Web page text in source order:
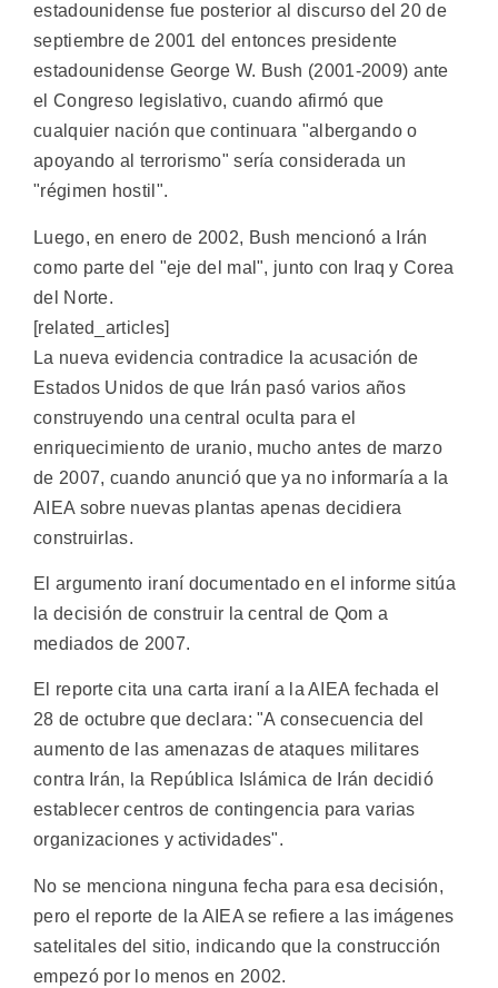
estadounidense fue posterior al discurso del 20 de
septiembre de 2001 del entonces presidente
estadounidense George W. Bush (2001-2009) ante
el Congreso legislativo, cuando afirmó que
cualquier nación que continuara "albergando o
apoyando al terrorismo" sería considerada un
"régimen hostil".
Luego, en enero de 2002, Bush mencionó a Irán
como parte del "eje del mal", junto con Iraq y Corea
del Norte.
[related_articles]
La nueva evidencia contradice la acusación de
Estados Unidos de que Irán pasó varios años
construyendo una central oculta para el
enriquecimiento de uranio, mucho antes de marzo
de 2007, cuando anunció que ya no informaría a la
AIEA sobre nuevas plantas apenas decidiera
construirlas.
El argumento iraní documentado en el informe sitúa
la decisión de construir la central de Qom a
mediados de 2007.
El reporte cita una carta iraní a la AIEA fechada el
28 de octubre que declara: "A consecuencia del
aumento de las amenazas de ataques militares
contra Irán, la República Islámica de Irán decidió
establecer centros de contingencia para varias
organizaciones y actividades".
No se menciona ninguna fecha para esa decisión,
pero el reporte de la AIEA se refiere a las imágenes
satelitales del sitio, indicando que la construcción
empezó por lo menos en 2002.